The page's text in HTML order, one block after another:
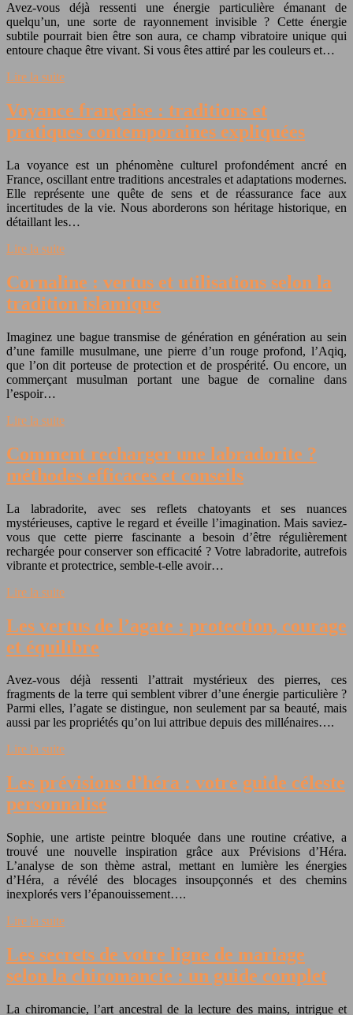
Avez-vous déjà ressenti une énergie particulière émanant de
quelqu’un, une sorte de rayonnement invisible ? Cette énergie
subtile pourrait bien être son aura, ce champ vibratoire unique qui
entoure chaque être vivant. Si vous êtes attiré par les couleurs et…
Lire la suite
Voyance française : traditions et
pratiques contemporaines expliquées
La voyance est un phénomène culturel profondément ancré en
France, oscillant entre traditions ancestrales et adaptations modernes.
Elle représente une quête de sens et de réassurance face aux
incertitudes de la vie. Nous aborderons son héritage historique, en
détaillant les…
Lire la suite
Cornaline : vertus et utilisations selon la
tradition islamique
Imaginez une bague transmise de génération en génération au sein
d’une famille musulmane, une pierre d’un rouge profond, l’Aqiq,
que l’on dit porteuse de protection et de prospérité. Ou encore, un
commerçant musulman portant une bague de cornaline dans
l’espoir…
Lire la suite
Comment recharger une labradorite ?
méthodes efficaces et conseils
La labradorite, avec ses reflets chatoyants et ses nuances
mystérieuses, captive le regard et éveille l’imagination. Mais saviez-
vous que cette pierre fascinante a besoin d’être régulièrement
rechargée pour conserver son efficacité ? Votre labradorite, autrefois
vibrante et protectrice, semble-t-elle avoir…
Lire la suite
Les vertus de l’agate : protection, courage
et équilibre
Avez-vous déjà ressenti l’attrait mystérieux des pierres, ces
fragments de la terre qui semblent vibrer d’une énergie particulière ?
Parmi elles, l’agate se distingue, non seulement par sa beauté, mais
aussi par les propriétés qu’on lui attribue depuis des millénaires….
Lire la suite
Les prévisions d’héra : votre guide céleste
personnalisé
Sophie, une artiste peintre bloquée dans une routine créative, a
trouvé une nouvelle inspiration grâce aux Prévisions d’Héra.
L’analyse de son thème astral, mettant en lumière les énergies
d’Héra, a révélé des blocages insoupçonnés et des chemins
inexplorés vers l’épanouissement….
Lire la suite
Les secrets de votre ligne de mariage
selon la chiromancie : un guide complet
La chiromancie, l’art ancestral de la lecture des mains, intrigue et